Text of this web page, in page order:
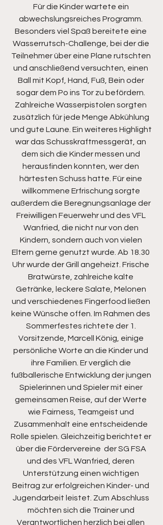
Für die Kinder wartete ein
abwechslungsreiches Programm.
Besonders viel Spaß bereitete eine
Wasserrutsch-Challenge, bei der die
Teilnehmer über eine Plane rutschten
und anschließend versuchten, einen
Ball mit Kopf, Hand, Fuß, Bein oder
sogar dem Po ins Tor zu befördern.
Zahlreiche Wasserpistolen sorgten
zusätzlich für jede Menge Abkühlung
und gute Laune. Ein weiteres Highlight
war das Schusskraftmessgerät, an
dem sich die Kinder messen und
herausfinden konnten, wer den
härtesten Schuss hatte. Für eine
willkommene Erfrischung sorgte
außerdem die Beregnungsanlage der
Freiwilligen Feuerwehr und des VFL
Wanfried, die nicht nur von den
Kindern, sondern auch von vielen
Eltern gerne genutzt wurde. Ab 18.30
Uhr wurde der Grill angeheizt. Frische
Bratwürste, zahlreiche kalte
Getränke, leckere Salate, Melonen
und verschiedenes Fingerfood ließen
keine Wünsche offen. Im Rahmen des
Sommerfestes richtete der 1.
Vorsitzende, Marcell König, einige
persönliche Worte an die Kinder und
ihre Familien. Er verglich die
fußballerische Entwicklung der jungen
Spielerinnen und Spieler mit einer
gemeinsamen Reise, auf der Werte
wie Fairness, Teamgeist und
Zusammenhalt eine entscheidende
Rolle spielen. Gleichzeitig berichtet er
über die Fördervereine  der SG FSA
und des VFL Wanfried, deren
Unterstützung einen wichtigen
Beitrag zur erfolgreichen Kinder- und
Jugendarbeit leistet. Zum Abschluss
möchten sich die Trainer und
Verantwortlichen herzlich bei allen